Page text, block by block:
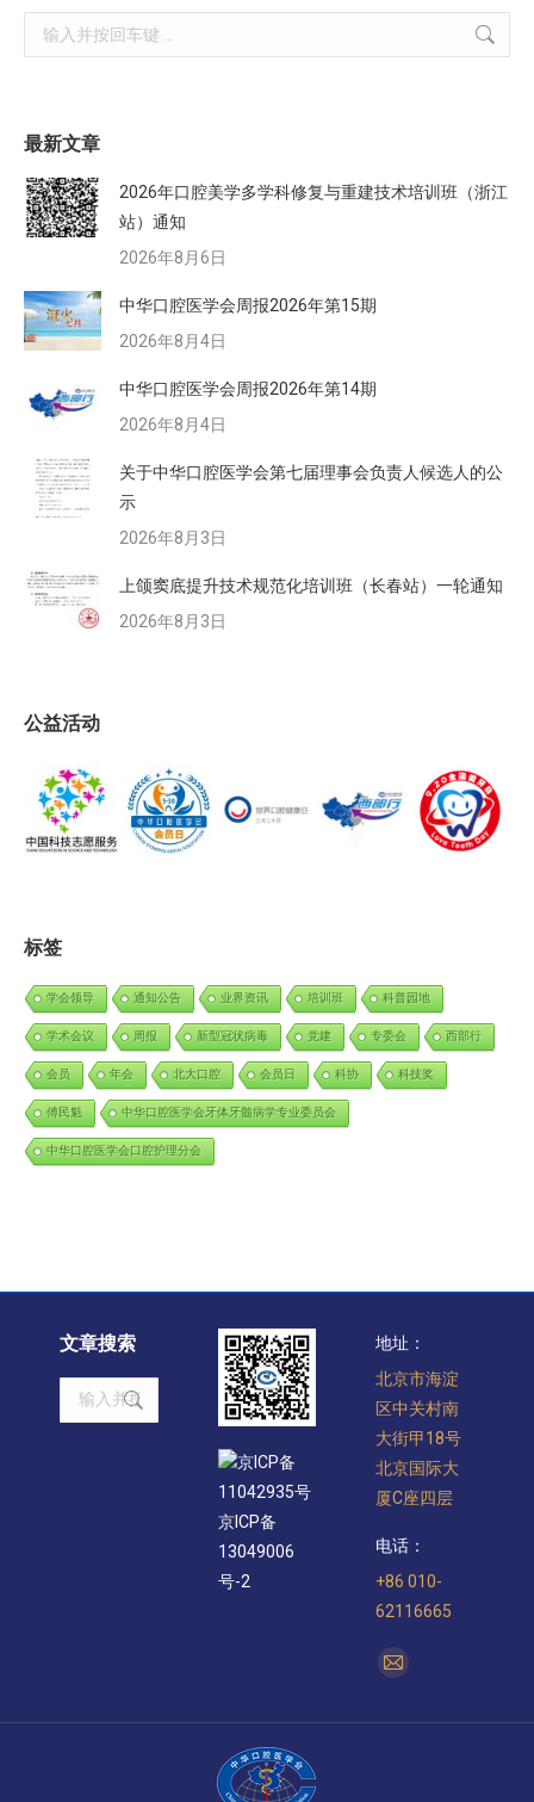
Search:
最新文章
2026年口腔美学多学科修复与重建技术培训班（浙江
站）通知
2026年8月6日
中华口腔医学会周报2026年第15期
2026年8月4日
中华口腔医学会周报2026年第14期
2026年8月4日
关于中华口腔医学会第七届理事会负责人候选人的公
示
2026年8月3日
上颌窦底提升技术规范化培训班（长春站）一轮通知
2026年8月3日
公益活动
标签
学会领导 通知公告 业界资讯 培训班 科普园地
学术会议 周报 新型冠状病毒 党建 专委会 西部行
会员 年会 北大口腔 会员日 科协 科技奖
傅民魁 中华口腔医学会牙体牙髓病学专业委员会
中华口腔医学会口腔护理分会
文章搜索
Search:
京ICP备
11042935号
京ICP备
13049006
号-2
地址：
北京市海淀
区中关村南
大街甲18号
北京国际大
厦C座四层
电话：
+86 010-
62116665
找到我们：
Mail